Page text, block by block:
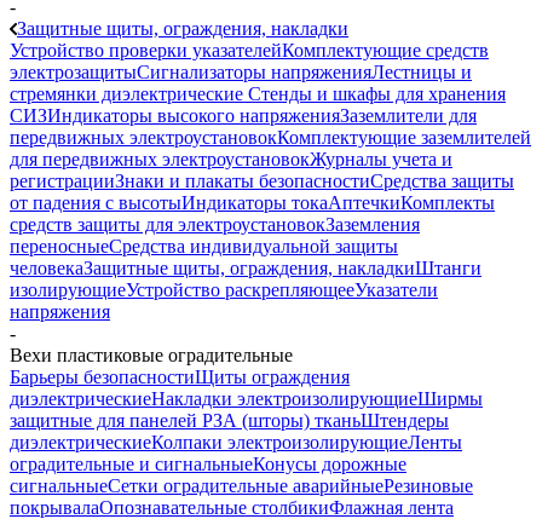
-
Защитные щиты, ограждения, накладки
Устройство проверки указателейКомплектующие средств
электрозащитыСигнализаторы напряженияЛестницы и
стремянки диэлектрические Стенды и шкафы для хранения
СИЗИндикаторы высокого напряженияЗаземлители для
передвижных электроустановокКомплектующие заземлителей
для передвижных электроустановокЖурналы учета и
регистрацииЗнаки и плакаты безопасностиСредства защиты
от падения с высотыИндикаторы токаАптечкиКомплекты
средств защиты для электроустановокЗаземления
переносныеСредства индивидуальной защиты
человекаЗащитные щиты, ограждения, накладкиШтанги
изолирующиеУстройство раскрепляющееУказатели
напряжения
-
Вехи пластиковые оградительные
Барьеры безопасностиЩиты ограждения
диэлектрическиеНакладки электроизолирующиеШирмы
защитные для панелей РЗА (шторы) тканьШтендеры
диэлектрическиеКолпаки электроизолирующиеЛенты
оградительные и сигнальныеКонусы дорожные
сигнальныеСетки оградительные аварийныеРезиновые
покрывалаОпознавательные столбикиФлажная лента